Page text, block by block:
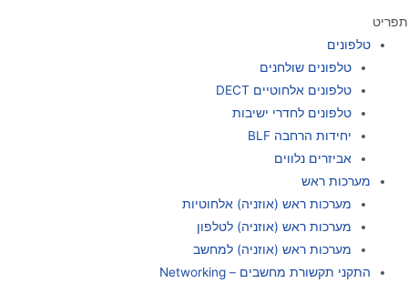
תפריט
טלפונים
טלפונים שולחנים
טלפונים אלחוטיים DECT
טלפונים לחדרי ישיבות
יחידות הרחבה BLF
אביזרים נלווים
מערכות ראש
מערכות ראש (אוזניה) אלחוטיות
מערכות ראש (אוזניה) לטלפון
מערכות ראש (אוזניה) למחשב
התקני תקשורת מחשבים – Networking